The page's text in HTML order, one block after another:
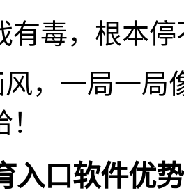
有毒，根本
，一局一局
入口软件优